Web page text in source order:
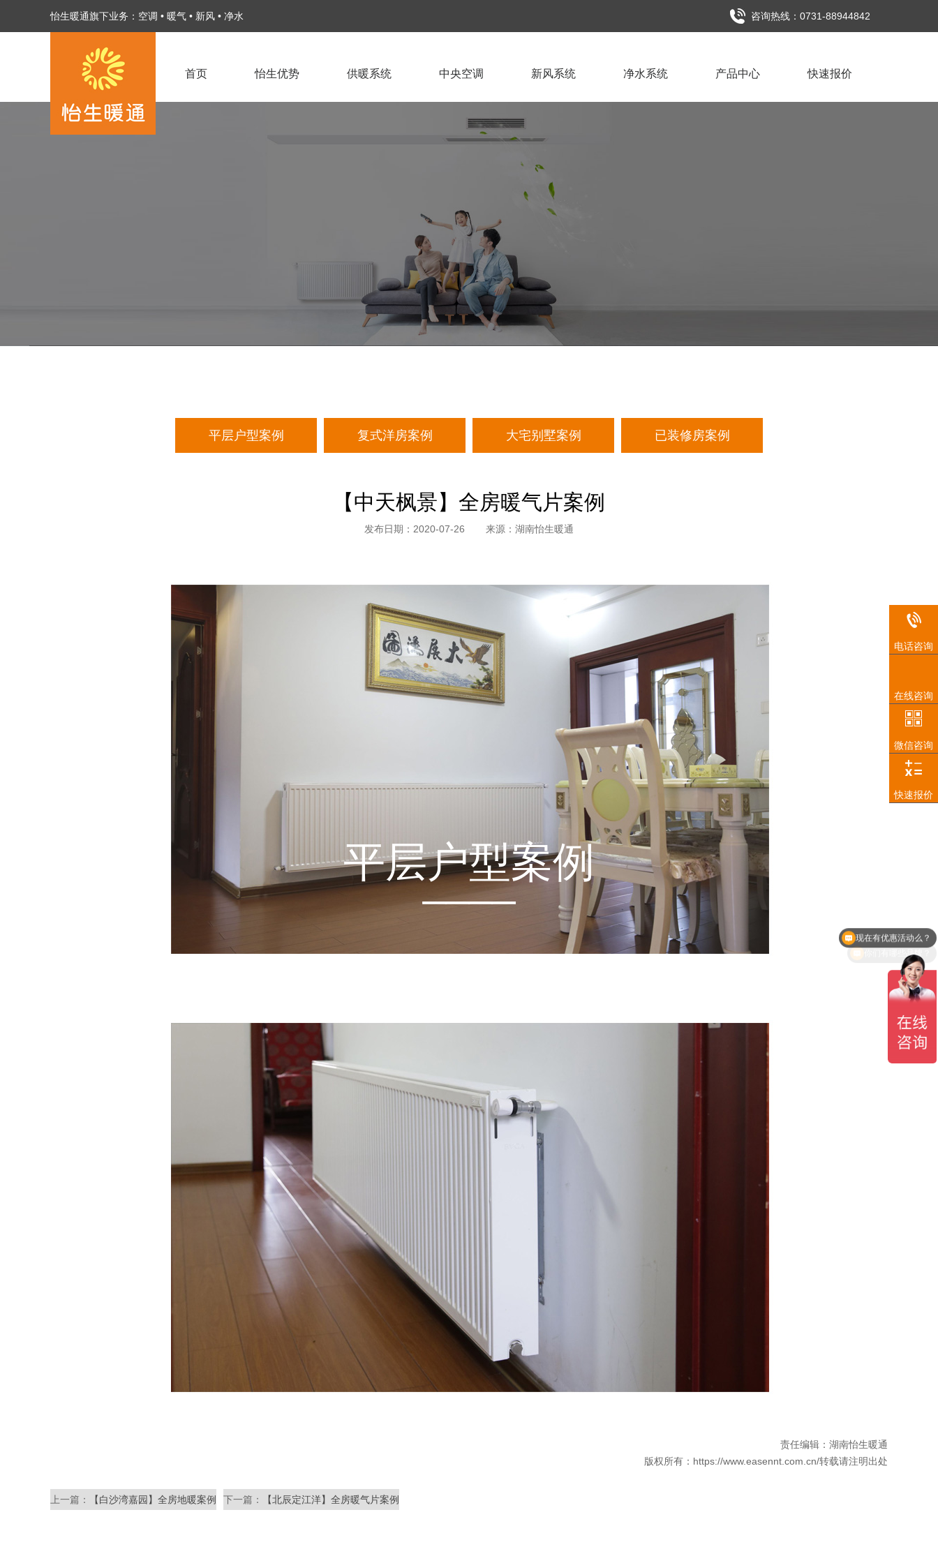
怡生暖通旗下业务： 空调 • 暖气 • 新风 • 净水 咨询热线：0731-88944842
首页 怡生优势 供暖系统 中央空调 新风系统 净水系统 产品中心 快速报价
平层户型案例
____
平层户型案例 复式洋房案例 大宅别墅案例 已装修房案例
【中天枫景】全房暖气片案例
发布日期：2020-07-26 来源：湖南怡生暖通
责任编辑：湖南怡生暖通
版权所有：https://www.easennt.com.cn/转载请注明出处
上一篇： 【白沙湾嘉园】全房地暖案例 下一篇： 【北辰定江洋】全房暖气片案例
电话咨询
在线咨询
微信咨询
快速报价
你们有哪些品牌？